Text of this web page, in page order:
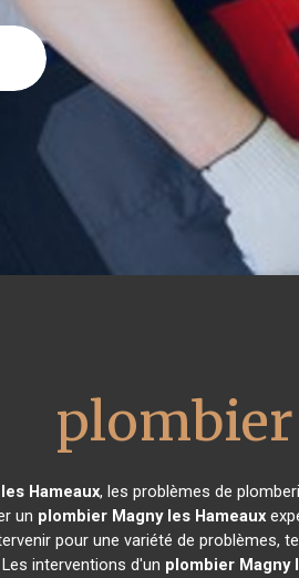
plombier
Hameaux, les problèmes de
un plombier Magny les Hameaux
pour une variété de problèmes,
interventions d'un plombier Magny